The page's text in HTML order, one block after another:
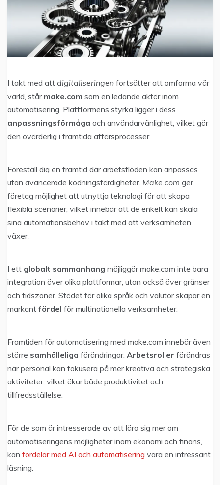
I takt med att digitaliseringen fortsätter att omforma vår
värld, står make.com som en ledande aktör inom
automatisering. Plattformens styrka ligger i dess
anpassningsförmåga och användarvänlighet, vilket gör
den ovärderlig i framtida affärsprocesser.
Föreställ dig en framtid där arbetsflöden kan anpassas
utan avancerade kodningsfärdigheter. Make.com ger
företag möjlighet att utnyttja teknologi för att skapa
flexibla scenarier, vilket innebär att de enkelt kan skala
sina automationsbehov i takt med att verksamheten
växer.
I ett globalt sammanhang möjliggör make.com inte bara
integration över olika plattformar, utan också över gränser
och tidszoner. Stödet för olika språk och valutor skapar en
markant fördel för multinationella verksamheter.
Framtiden för automatisering med make.com innebär även
större samhälleliga förändringar. Arbetsroller förändras
när personal kan fokusera på mer kreativa och strategiska
aktiviteter, vilket ökar både produktivitet och
tillfredsställelse.
För de som är intresserade av att lära sig mer om
automatiseringens möjligheter inom ekonomi och finans,
kan fördelar med AI och automatisering vara en intressant
läsning.